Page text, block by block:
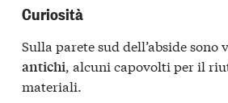
Curiosità
Sulla parete sud dell’abside sono
antichi, alcuni capovolti per il
materiali.